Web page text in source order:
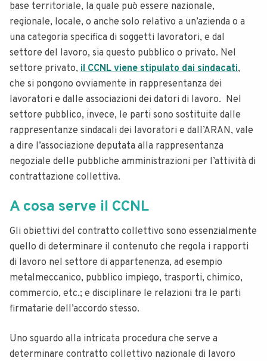
base territoriale, la quale può essere nazionale,
regionale, locale, o anche solo relativo a un’azienda o a
una categoria specifica di soggetti lavoratori, e dal
settore del lavoro, sia questo pubblico o privato. Nel
settore privato, il CCNL viene stipulato dai sindacati,
che si pongono ovviamente in rappresentanza dei
lavoratori e dalle associazioni dei datori di lavoro. Nel
settore pubblico, invece, le parti sono sostituite dalle
rappresentanze sindacali dei lavoratori e dall’ARAN, vale
a dire l’associazione deputata alla rappresentanza
negoziale delle pubbliche amministrazioni per l’attività di
contrattazione collettiva.
A cosa serve il CCNL
Gli obiettivi del contratto collettivo sono essenzialmente
quello di determinare il contenuto che regola i rapporti
di lavoro nel settore di appartenenza, ad esempio
metalmeccanico, pubblico impiego, trasporti, chimico,
commercio, etc.; e disciplinare le relazioni tra le parti
firmatarie dell’accordo stesso.
Uno sguardo alla intricata procedura che serve a
determinare contratto collettivo nazionale di lavoro